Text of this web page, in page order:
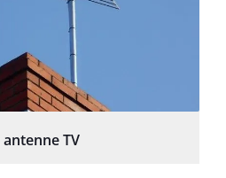
antenne TV